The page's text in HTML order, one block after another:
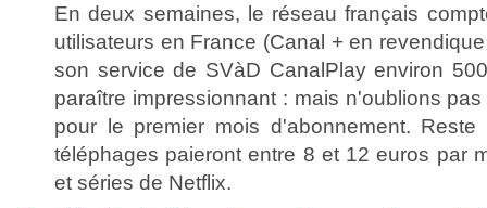
En deux semaines, le réseau français
utilisateurs en France (Canal + en
son service de SVàD CanalPlay environ
paraître impressionnant : mais n'oublions
pour le premier mois d'abonnement.
téléphages paieront entre 8 et 12 euros par
et séries de Netflix.